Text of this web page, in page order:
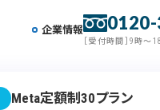
企業情報
［受付時間］9時～
Meta定額制30プラン